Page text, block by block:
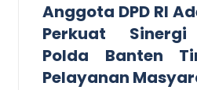
Anggota DPD RI
Perkuat
Polda Banten
Pelayanan